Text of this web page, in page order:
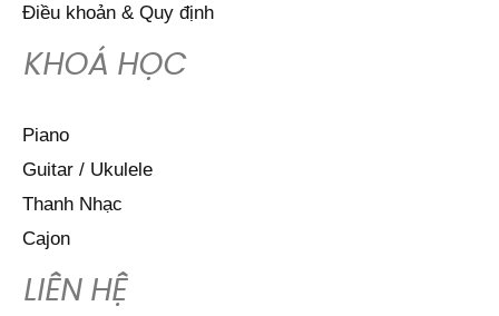
Điều khoản & Quy định
KHOÁ HỌC
Piano
Guitar / Ukulele
Thanh Nhạc
Cajon
LIÊN HỆ